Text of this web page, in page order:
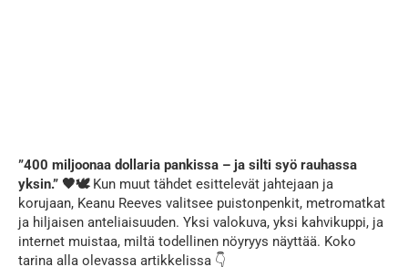
”400 miljoonaa dollaria pankissa – ja silti syö rauhassa
yksin.” 🖤🕊️Kun muut tähdet esittelevät jahtejaan ja
korujaan, Keanu Reeves valitsee puistonpenkit, metromatkat
ja hiljaisen anteliaisuuden. Yksi valokuva, yksi kahvikuppi, ja
internet muistaa, miltä todellinen nöyryys näyttää. Koko
tarina alla olevassa artikkelissa 👇